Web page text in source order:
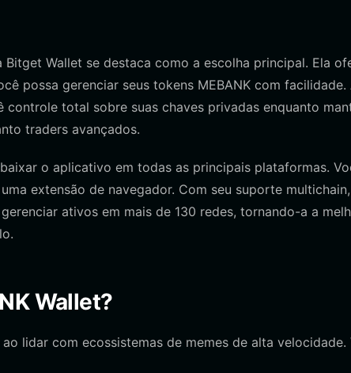
Wallet se destaca como a escolha principal. Ela
possa gerenciar seus tokens MEBANK com facilidade.
total sobre suas chaves privadas enquanto
traders avançados.
o aplicativo em todas as principais plataformas.
extensão de navegador. Com seu suporte multichain,
ativos em mais de 130 redes, tornando-a a
Wallet?
lidar com ecossistemas de memes de alta velocidade.